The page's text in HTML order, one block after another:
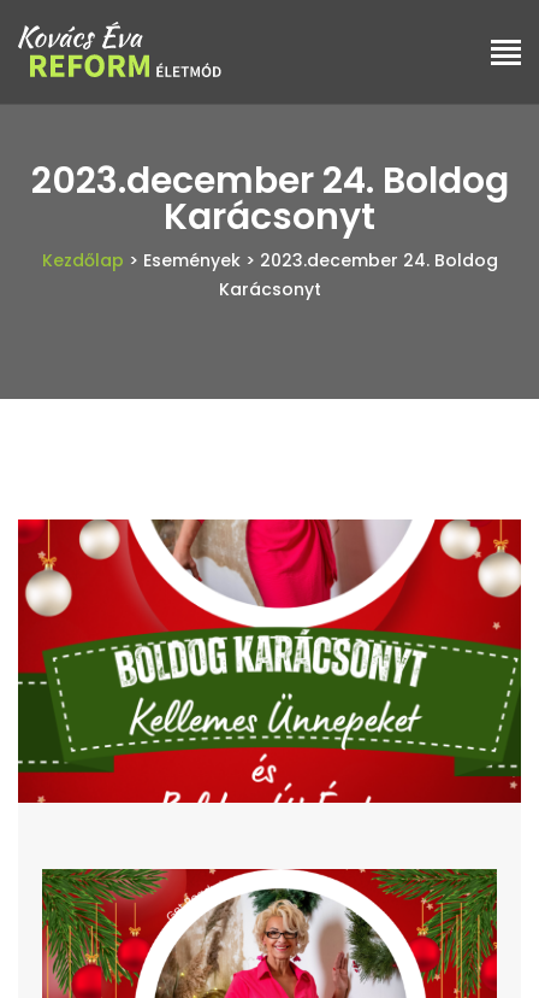
2023.december 24. Boldog
Karácsonyt
Kezdőlap > Események > 2023.december 24. Boldog
Karácsonyt